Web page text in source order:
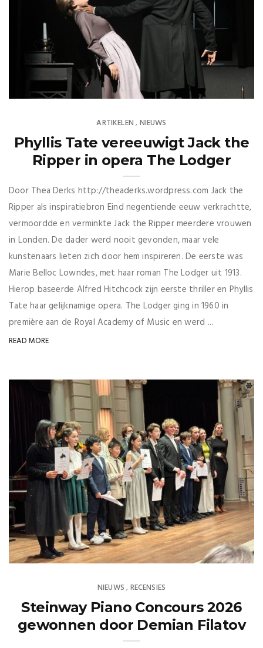
ARTIKELEN , NIEUWS
Phyllis Tate vereeuwigt Jack the
Ripper in opera The Lodger
Door Thea Derks http://theaderks.wordpress.com Jack the
Ripper als inspiratiebron Eind negentiende eeuw verkrachtte,
vermoordde en verminkte Jack the Ripper meerdere vrouwen
in Londen. De dader werd nooit gevonden, maar vele
kunstenaars lieten zich door hem inspireren. De eerste was
Marie Belloc Lowndes, met haar roman The Lodger uit 1913.
Hierop baseerde Alfred Hitchcock zijn eerste thriller en Phyllis
Tate haar gelijknamige opera. The Lodger ging in 1960 in
première aan de Royal Academy of Music en werd ...
READ MORE
NIEUWS , RECENSIES
Steinway Piano Concours 2026
gewonnen door Demian Filatov